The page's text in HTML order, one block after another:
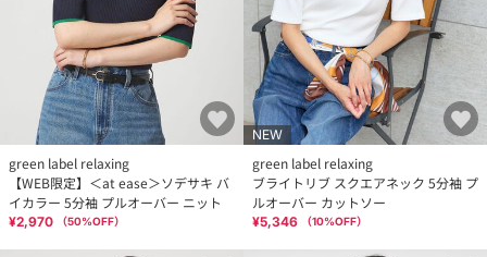
green label relaxing
【WEB限定】＜at ease＞ソデサキ バ
イカラー 5分袖 プルオーバー ニット
¥2,970 （50%OFF）
NEW
green label relaxing
ブライトリブ スクエアネック 5分袖 プ
ルオーバー カットソー
¥5,346 （10%OFF）